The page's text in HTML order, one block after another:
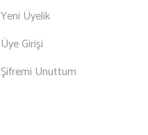
Yeni Üyelik
Üye Girişi
Şifremi Unuttum